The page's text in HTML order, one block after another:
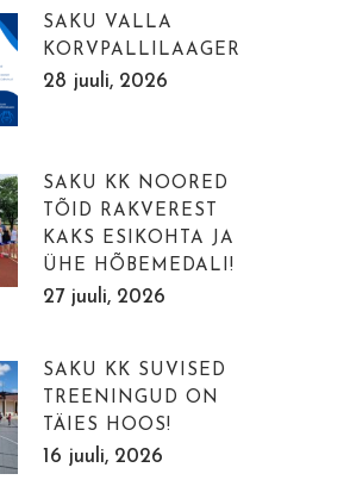
SAKU VALLA
KORVPALLILAAGER
28 juuli, 2026
SAKU KK NOORED
TÕID RAKVEREST
KAKS ESIKOHTA JA
ÜHE HÕBEMEDALI!
27 juuli, 2026
SAKU KK SUVISED
TREENINGUD ON
TÄIES HOOS!
16 juuli, 2026